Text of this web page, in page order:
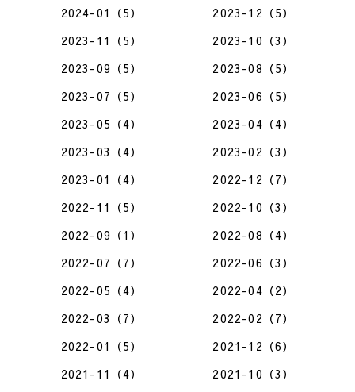
2024-01（5）
2023-12（5）
2023-11（5）
2023-10（3）
2023-09（5）
2023-08（5）
2023-07（5）
2023-06（5）
2023-05（4）
2023-04（4）
2023-03（4）
2023-02（3）
2023-01（4）
2022-12（7）
2022-11（5）
2022-10（3）
2022-09（1）
2022-08（4）
2022-07（7）
2022-06（3）
2022-05（4）
2022-04（2）
2022-03（7）
2022-02（7）
2022-01（5）
2021-12（6）
2021-11（4）
2021-10（3）